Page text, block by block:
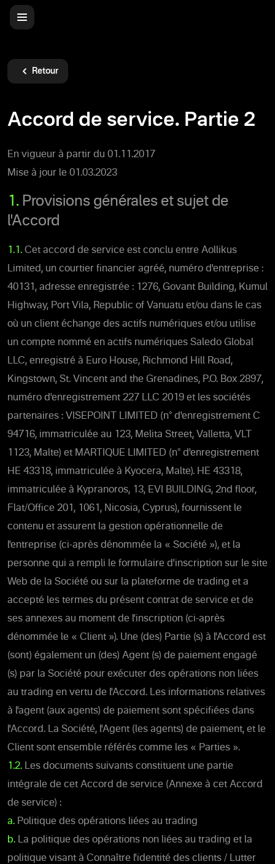
Retour
Accord de service. Partie 2
En vigueur à partir du 01.11.2017
Mise à jour le 01.03.2023
1. Provisions générales et sujet de
l'Accord
1.1. Cet accord de service est conclu entre Aollikus
Limited, un courtier financier agréé, numéro d'entreprise :
40131, adresse enregistrée : 1276, Govant Building, Kumul
Highway, Port Vila, Republic of Vanuatu et/ou dans le cas
où un client échange des actifs numériques et/ou utilise
un compte nommé en actifs numériques Saledo Global
LLC, enregistré à Euro House, Richmond Hill Road,
Kingstown, St. Vincent and the Grenadines, P.O. Box 2897,
numéro d'enregistrement 227 LLC 2019 et les sociétés
partenaires : VISEPOINT LIMITED (n° d'enregistrement C
94716, immatriculée au 123, Melita Street, Valletta, VLT
1123, Malte) et MARTIQUE LIMITED (n° d'enregistrement
HE 43318, immatriculée à Kyocera, Malte). HE 43318,
immatriculée à Kypranoros, 13, EVI BUILDING, 2nd floor,
Flat/Office 201, 1061, Nicosia, Cyprus), fournissent le
contenu et assurent la gestion opérationnelle de
l'entreprise (ci-après dénommée la « Société »), et la
personne qui a rempli le formulaire d'inscription sur le site
Web de la Société ou sur la plateforme de trading et a
accepté les termes du présent contrat de service et de
ses annexes au moment de l'inscription (ci-après
dénommée le « Client »). Une (des) Partie (s) à l'Accord est
(sont) également un (des) Agent (s) de paiement engagé
(s) par la Société pour exécuter des opérations non liées
au trading en vertu de l'Accord. Les informations relatives
à l'agent (aux agents) de paiement sont spécifiées dans
l'Accord. La Société, l'Agent (les agents) de paiement, et le
Client sont ensemble référés comme les « Parties ».
1.2. Les documents suivants constituent une partie
intégrale de cet Accord de service (Annexe à cet Accord
de service) :
a. Politique des opérations liées au trading
b. La politique des opérations non liées au trading et la
politique visant à Connaître l'identité des clients / Lutter